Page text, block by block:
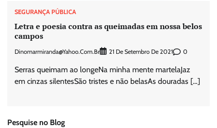
SEGURANÇA PÚBLICA
Letra e poesia contra as queimadas em nossa belos
campos
Dinomarmiranda@yahoo.com.br 21 De Setembro De 2021 0
Serras queimam ao longeNa minha mente martelaJaz
em cinzas silentesSão tristes e não belasAs douradas […]
Pesquise no Blog